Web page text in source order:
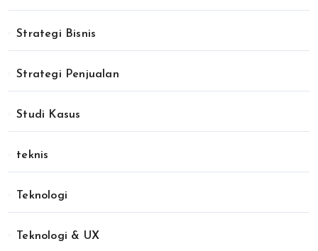
Strategi Bisnis
Strategi Penjualan
Studi Kasus
teknis
Teknologi
Teknologi & UX